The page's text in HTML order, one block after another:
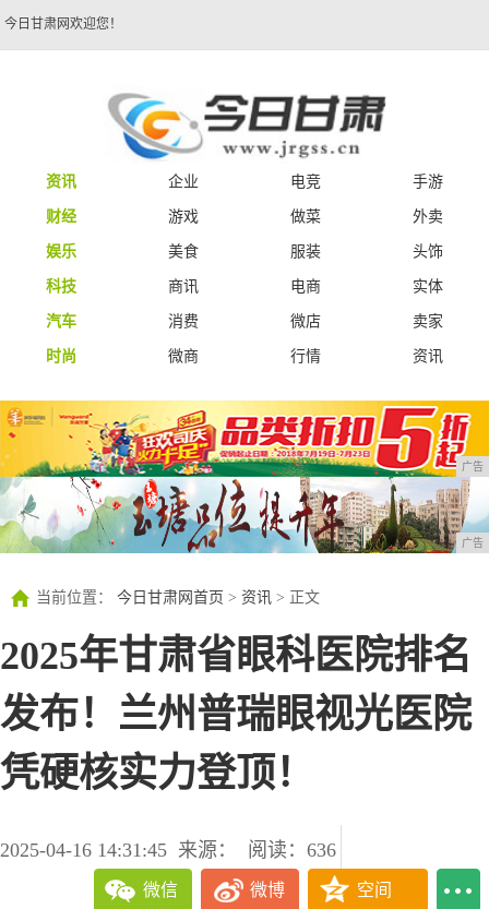
今日甘肃网欢迎您！
资讯 企业 电竞
手游
财经
游戏 做菜
外卖
娱乐
美食 服装
头饰
科技
商讯 电商
实体
汽车
消费 微店
卖家
时尚
微商 行情 资讯
广告
广告
当前位置： 今日甘肃网首页 > 资讯 > 正文
2025年甘肃省眼科医院排名
发布！兰州普瑞眼视光医院
凭硬核实力登顶！
2025-04-16 14:31:45 来源： 阅读：636
微信 微博 空间